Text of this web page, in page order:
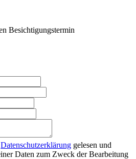
Besichtigungstermin
Datenschutzerklärung gelesen und
Daten zum Zweck der Bearbeitung